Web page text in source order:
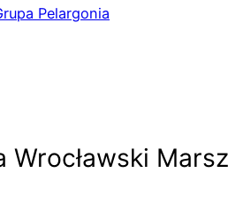
Pelargonia
Wrocławski Marsz